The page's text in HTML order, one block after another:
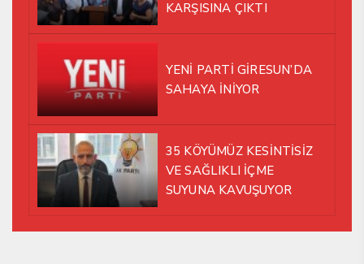
KARŞISINA ÇIKTI
YENİ PARTİ GİRESUN’DA
SAHAYA İNİYOR
35 KÖYÜMÜZ KESİNTİSİZ
VE SAĞLIKLI İÇME
SUYUNA KAVUŞUYOR